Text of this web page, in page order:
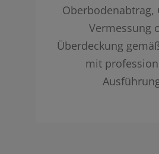
Oberbodenabtrag,
Vermessung
Überdeckung
mit